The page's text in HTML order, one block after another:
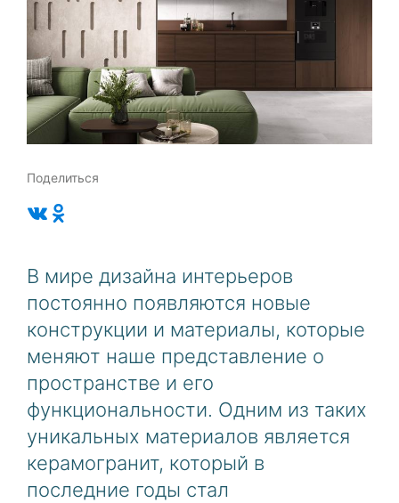
Поделиться
В мире дизайна интерьеров
постоянно появляются новые
конструкции и материалы, которые
меняют наше представление о
пространстве и его
функциональности. Одним из таких
уникальных материалов является
керамогранит, который в
последние годы стал